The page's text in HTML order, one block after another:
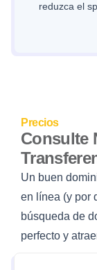
reduzca el
Precios
Consulte
Un buen
en línea (y por
búsqueda de
perfecto y